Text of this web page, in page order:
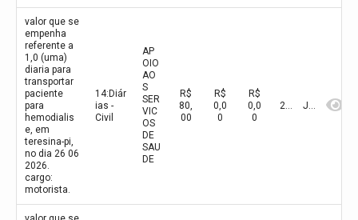
valor que se
empenha
referente a
1,0 (uma)
diaria para
transportar
paciente
para
hemodialis
e, em
teresina-pi,
no dia 26 06
2026.
cargo:
motorista.
14:Diár
ias -
Civil
AP
OIO
AO
S
SER
VIC
OS
DE
SAU
DE
R$
80,
00
R$
0,0
0
R$
0,0
0
2026 Junho